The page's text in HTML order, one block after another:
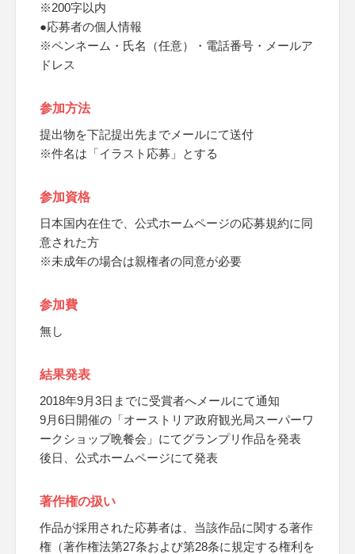
※200字以内
●応募者の個人情報
※ペンネーム・氏名（任意）・電話番号・メールア
ドレス
参加方法
提出物を下記提出先までメールにて送付
※件名は「イラスト応募」とする
参加資格
日本国内在住で、公式ホームページの応募規約に同
意された方
※未成年の場合は親権者の同意が必要
参加費
無し
結果発表
2018年9月3日までに受賞者へメールにて通知
9月6日開催の「オーストリア政府観光局スーパーワ
ークショップ晩餐会」にてグランプリ作品を発表
後日、公式ホームページにて発表
著作権の扱い
作品が採用された応募者は、当該作品に関する著作
権（著作権法第27条および第28条に規定する権利を